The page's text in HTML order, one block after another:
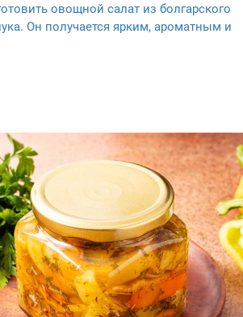
овощной салат из болгарского
Он получается ярким, ароматным и